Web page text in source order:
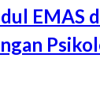
EMAS